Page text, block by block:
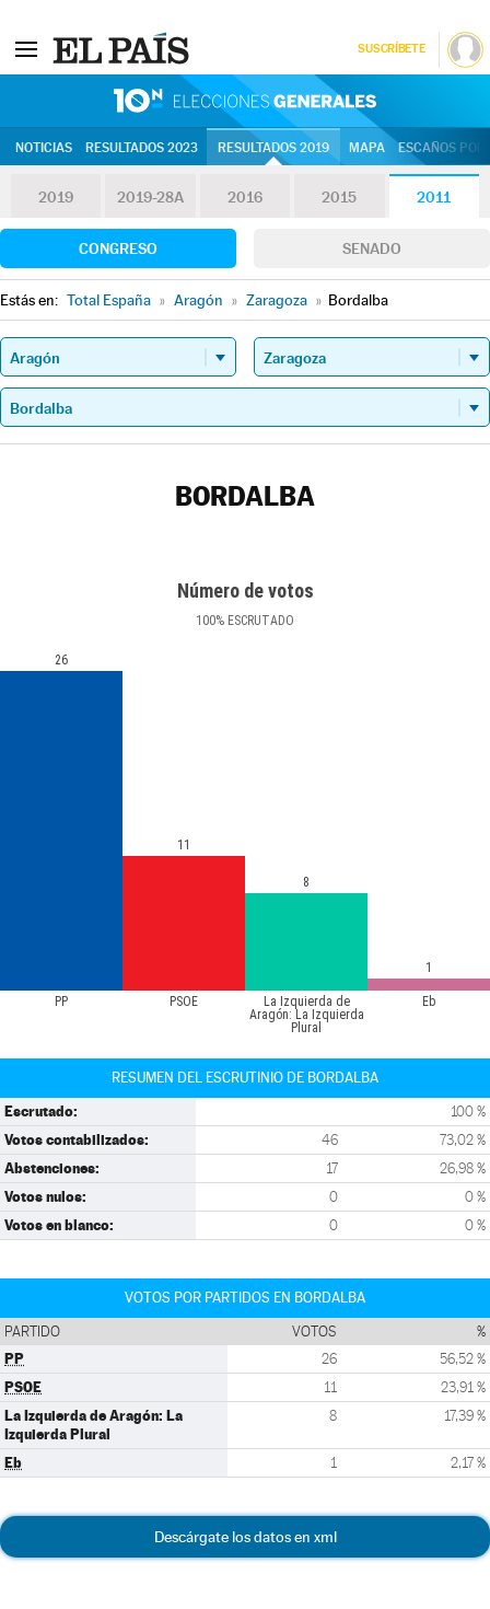
SUSCRÍBETE
NOTICIAS RESULTADOS 2023 RESULTADOS 2019 MAPA ESCAÑOS
2019 2019-28A 2016 2015 2011
CONGRESO SENADO
Estás en: Total España » Aragón » Zaragoza » Bordalba
BORDALBA
Número de votos
100% ESCRUTADO
PP PSOE
La Izquierda de
Aragón: La Izquierda
Plural
Eb
26
11
8
1
RESUMEN DEL ESCRUTINIO DE BORDALBA
Escrutado: 100 %
Votos contabilizados: 46 73,02 %
Abstenciones: 17 26,98 %
Votos nulos: 0 0 %
Votos en blanco: 0 0 %
VOTOS POR PARTIDOS EN BORDALBA
PARTIDO VOTOS %
PP 26 56,52 %
PSOE 11 23,91 %
La Izquierda de Aragón: La
Izquierda Plural
8 17,39 %
Eb 1 2,17 %
Descárgate los datos en xml